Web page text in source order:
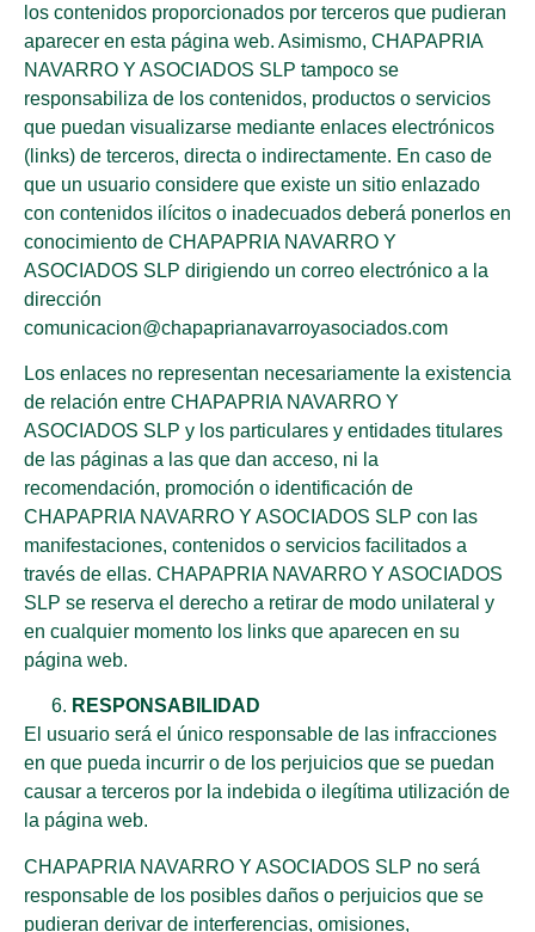
los contenidos proporcionados por terceros que pudieran
aparecer en esta página web. Asimismo, CHAPAPRIA
NAVARRO Y ASOCIADOS SLP tampoco se
responsabiliza de los contenidos, productos o servicios
que puedan visualizarse mediante enlaces electrónicos
(links) de terceros, directa o indirectamente. En caso de
que un usuario considere que existe un sitio enlazado
con contenidos ilícitos o inadecuados deberá ponerlos en
conocimiento de CHAPAPRIA NAVARRO Y
ASOCIADOS SLP dirigiendo un correo electrónico a la
dirección
comunicacion@chapaprianavarroyasociados.com
Los enlaces no representan necesariamente la existencia
de relación entre CHAPAPRIA NAVARRO Y
ASOCIADOS SLP y los particulares y entidades titulares
de las páginas a las que dan acceso, ni la
recomendación, promoción o identificación de
CHAPAPRIA NAVARRO Y ASOCIADOS SLP con las
manifestaciones, contenidos o servicios facilitados a
través de ellas. CHAPAPRIA NAVARRO Y ASOCIADOS
SLP se reserva el derecho a retirar de modo unilateral y
en cualquier momento los links que aparecen en su
página web.
RESPONSABILIDAD
El usuario será el único responsable de las infracciones
en que pueda incurrir o de los perjuicios que se puedan
causar a terceros por la indebida o ilegítima utilización de
la página web.
CHAPAPRIA NAVARRO Y ASOCIADOS SLP no será
responsable de los posibles daños o perjuicios que se
pudieran derivar de interferencias, omisiones,